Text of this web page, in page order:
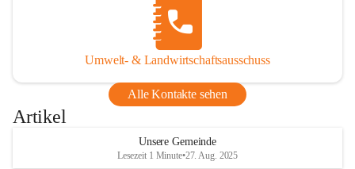
Umwelt- & Landwirtschaftsausschuss
Alle Kontakte sehen
Artikel
Unsere Gemeinde
Lesezeit 1 Minute•27. Aug. 2025